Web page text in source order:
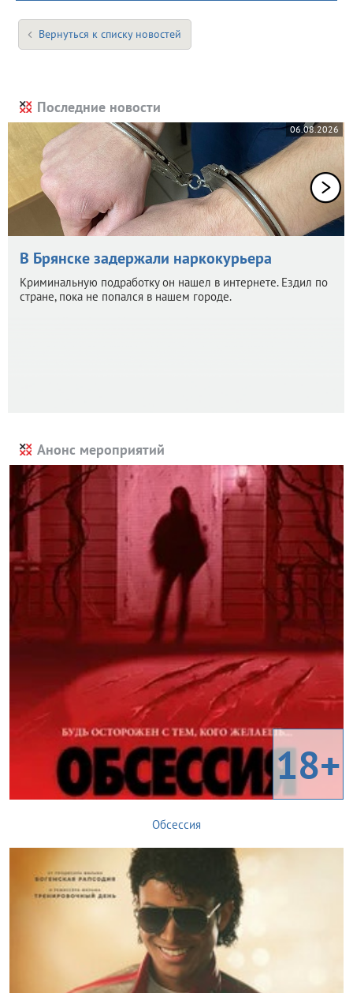
Вернуться к списку новостей
Последние новости
06.08.2026
В Брянске задержали наркокурьера
Криминальную подработку он нашел в интернете. Ездил по
стране, пока не попался в нашем городе.
Анонс мероприятий
18+
Обсессия